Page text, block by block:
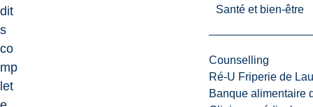
Santé et bien-être
Counselling
Ré-U Friperie de
Banque alimentaire
dit
s
co
mp
let